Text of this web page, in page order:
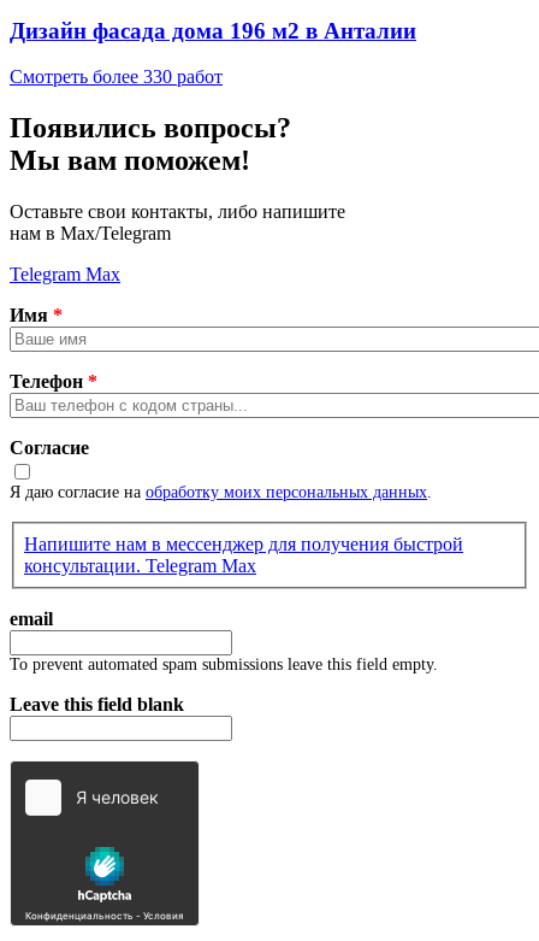
Дизайн фасада дома 196 м2 в Анталии
Смотреть более 330 работ
Появились вопросы?
Мы вам поможем!
Оставьте свои контакты, либо напишите
нам в Max/Telegram
Telegram Max
Имя *
Телефон *
Согласие
Я даю согласие на обработку моих персональных данных
Напишите нам в мессенджер для получения быстрой
консультации. Telegram Max
email
To prevent automated spam submissions leave this field empty.
Leave this field blank